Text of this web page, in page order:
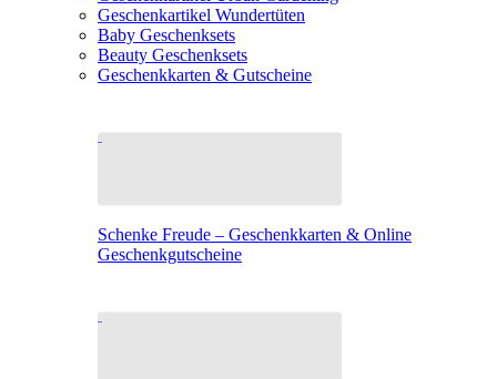
Geschenkartikel Wundertüten
Baby Geschenksets
Beauty Geschenksets
Geschenkkarten & Gutscheine
Schenke Freude – Geschenkkarten & Online
Geschenkgutscheine